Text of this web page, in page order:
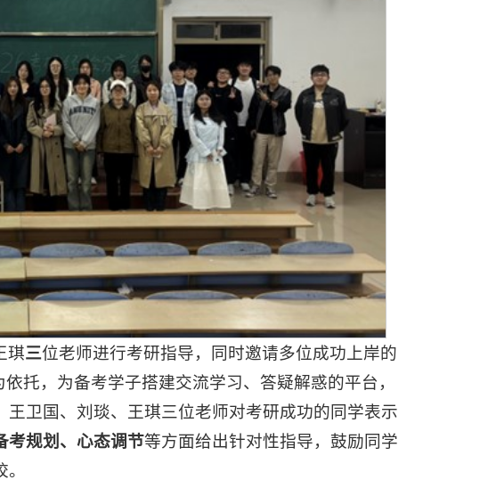
琪三位老师进行考研指导，同时邀请多位成功上岸的
托，为备考学子搭建交流学习、答疑解惑的平台，
卫国、刘琰、王琪三位老师对考研成功的同学表示
考规划、心态调节等方面给出针对性指导，鼓励同学